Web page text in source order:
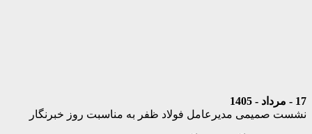
17 - مرداد - 1405
نشست صمیمی مدیرعامل فولاد ظفر به مناسبت روز خبرنگار